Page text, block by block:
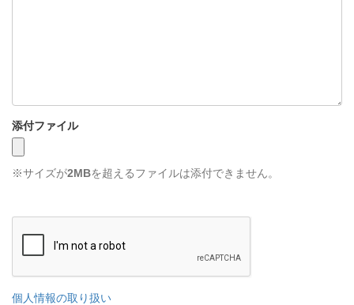
添付ファイル
※サイズが2MBを超えるファイルは添付できません。
個人情報の取り扱い